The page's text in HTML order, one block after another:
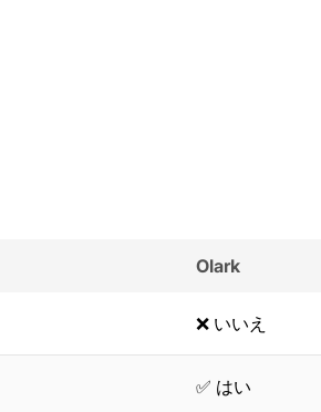
Olark
❌ いいえ
✅ はい